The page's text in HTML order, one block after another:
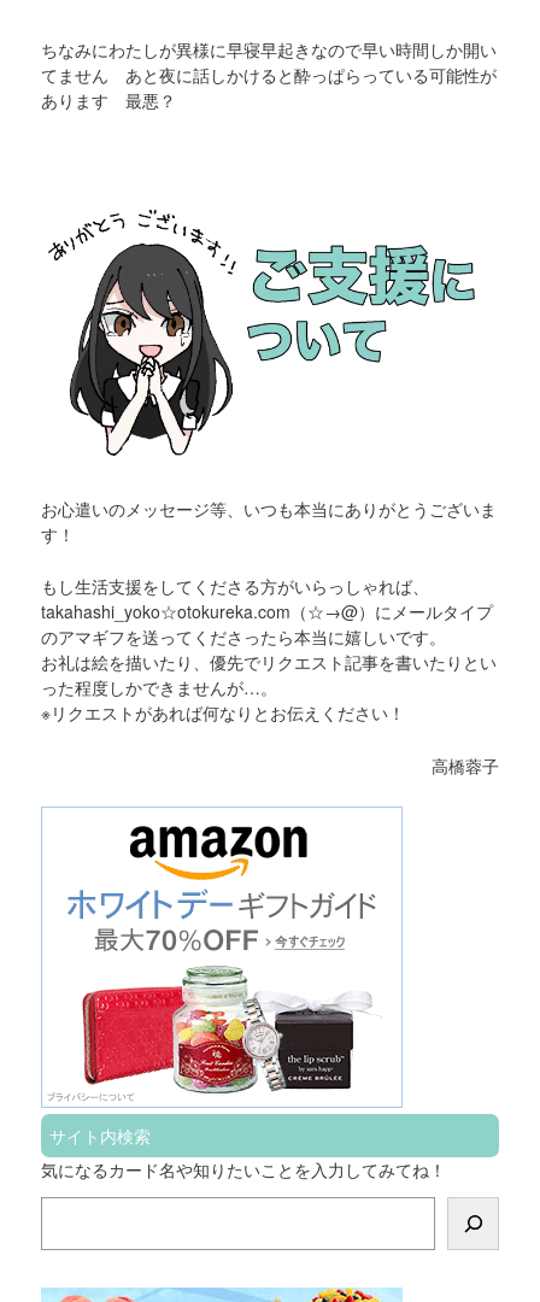
ちなみにわたしが異様に早寝早起きなので早い時間しか開い
てません あと夜に話しかけると酔っぱらっている可能性が
あります 最悪？
お心遣いのメッセージ等、いつも本当にありがとうございま
す！
もし生活支援をしてくださる方がいらっしゃれば、
takahashi_yoko☆otokureka.com（☆→@）にメールタイプ
のアマギフを送ってくださったら本当に嬉しいです。
お礼は絵を描いたり、優先でリクエスト記事を書いたりとい
った程度しかできませんが…。
※リクエストがあれば何なりとお伝えください！
高橋蓉子
サイト内検索
気になるカード名や知りたいことを入力してみてね！